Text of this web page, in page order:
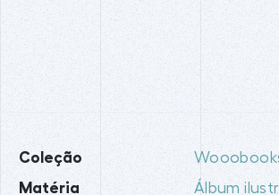
Coleção
Matéria Álbum